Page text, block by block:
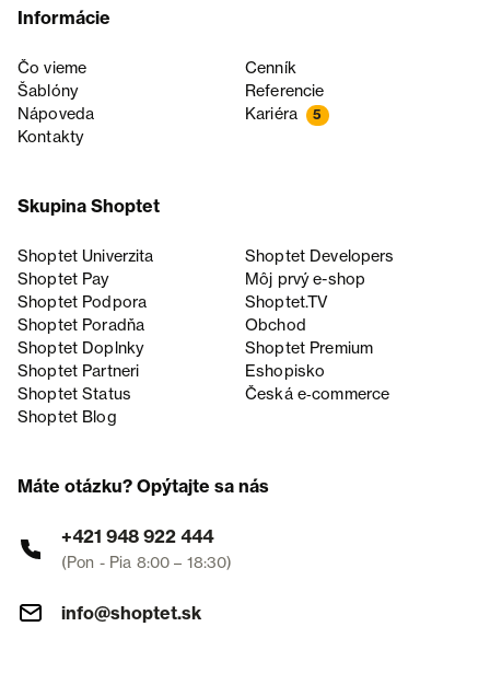
Informácie
Čo vieme
Cenník
Šablóny
Referencie
Nápoveda
Kariéra 5
Kontakty
Skupina Shoptet
Shoptet Univerzita
Shoptet Developers
Shoptet Pay
Môj prvý e-shop
Shoptet Podpora
Shoptet.TV
Shoptet Poradňa
Obchod
Shoptet Doplnky
Shoptet Premium
Shoptet Partneri
Eshopisko
Shoptet Status
Česká e‑commerce
Shoptet Blog
Máte otázku? Opýtajte sa nás
+421 948 922 444
(Pon - Pia 8:00 – 18:30)
info@shoptet.sk